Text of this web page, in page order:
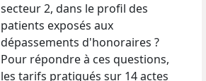
secteur 2, dans le profil des
patients exposés aux
dépassements d'honoraires ?
Pour répondre à ces questions,
les tarifs pratiqués sur 14 actes